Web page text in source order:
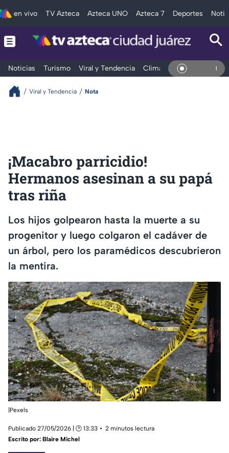
en vivo TV Azteca Azteca UNO Azteca 7 Deportes
Noticias Turismo Viral y Tendencia Clima Deportes En Vivo
Viral y Tendencia Nota
¡Macabro parricidio!
Hermanos asesinan a su papá
tras riña
Los hijos golpearon hasta la muerte a su
progenitor y luego colgaron el cadáver de
un árbol, pero los paramédicos descubrieron
la mentira.
|Pexels
Publicado 27/05/2026 | 🕑 13:33
2 minutos lectura
Escrito por: Blaire Michel